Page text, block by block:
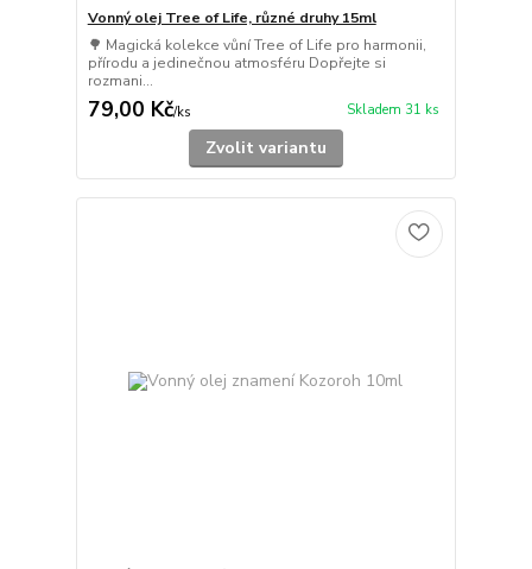
Vonný olej Tree of Life, různé druhy 15ml
🌳 Magická kolekce vůní Tree of Life pro harmonii,
přírodu a jedinečnou atmosféru Dopřejte si
rozmani...
79,00 Kč/ks Skladem 31 ks
Zvolit variantu